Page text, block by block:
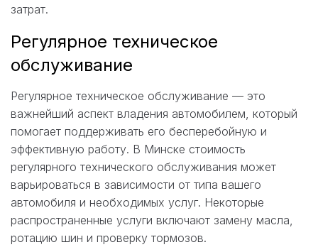
затрат.
Регулярное техническое
обслуживание
Регулярное техническое обслуживание — это
важнейший аспект владения автомобилем, который
помогает поддерживать его бесперебойную и
эффективную работу. В Минске стоимость
регулярного технического обслуживания может
варьироваться в зависимости от типа вашего
автомобиля и необходимых услуг. Некоторые
распространенные услуги включают замену масла,
ротацию шин и проверку тормозов.